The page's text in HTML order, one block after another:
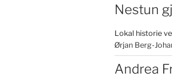
Nestun
Lokal historie
Ørjan Berg-
Andrea